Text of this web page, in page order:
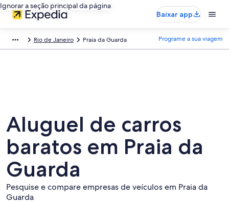
Ignorar a seção principal da página
Baixar app
Rio de Janeiro Praia da Guarda Programe a sua viagem
Aluguel de carros
baratos em Praia da
Guarda
Pesquise e compare empresas de veículos em Praia da
Guarda